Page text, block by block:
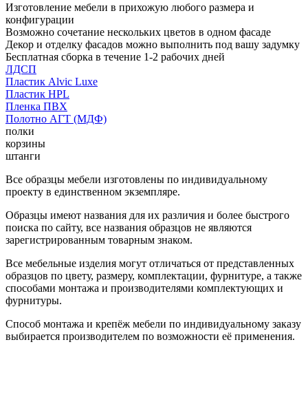
Изготовление мебели в прихожую любого размера и
конфигурации
Возможно сочетание нескольких цветов в одном фасаде
Декор и отделку фасадов можно выполнить под вашу задумку
Бесплатная сборка в течение 1-2 рабочих дней
ЛДСП
Пластик Alvic Luxe
Пластик HPL
Пленка ПВХ
Полотно АГТ (МДФ)
полки
корзины
штанги
Все образцы мебели изготовлены по индивидуальному
проекту в единственном экземпляре.
Образцы имеют названия для их различия и более быстрого
поиска по сайту, все названия образцов не являются
зарегистрированным товарным знаком.
Все мебельные изделия могут отличаться от представленных
образцов по цвету, размеру, комплектации, фурнитуре, а также
способами монтажа и производителями комплектующих и
фурнитуры.
Способ монтажа и крепёж мебели по индивидуальному заказу
выбирается производителем по возможности её применения.